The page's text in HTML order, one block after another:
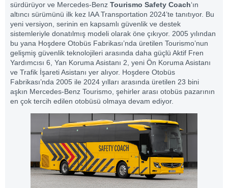
sürdürüyor ve Mercedes-Benz Tourismo Safety Coach‘ın
altıncı sürümünü ilk kez IAA Transportation 2024’te tanıtıyor. Bu
yeni versiyon, serinin en kapsamlı güvenlik ve destek
sistemleriyle donatılmış modeli olarak öne çıkıyor. 2005 yılından
bu yana Hoşdere Otobüs Fabrikası’nda üretilen Tourismo’nun
gelişmiş güvenlik teknolojileri arasında daha güçlü Aktif Fren
Yardımcısı 6, Yan Koruma Asistanı 2, yeni Ön Koruma Asistanı
ve Trafik İşareti Asistanı yer alıyor. Hoşdere Otobüs
Fabrikası’nda 2005 ile 2024 yılları arasında üretilen 23 bini
aşkın Mercedes-Benz Tourismo, şehirler arası otobüs pazarının
en çok tercih edilen otobüsü olmaya devam ediyor.